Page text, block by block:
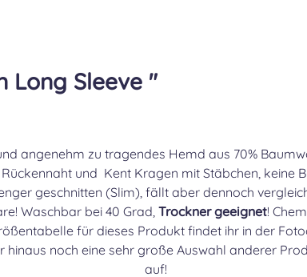
Long Sleeve "
angenehm zu tragendes Hemd aus 70%
und Kent Kragen mit Stäbchen, keine
geschnitten (Slim), fällt aber dennoch
Waschbar bei 40 Grad, Trockner geeignet!
für dieses Produkt findet ihr in der
hinaus noch eine sehr große Auswahl anderer
auf!